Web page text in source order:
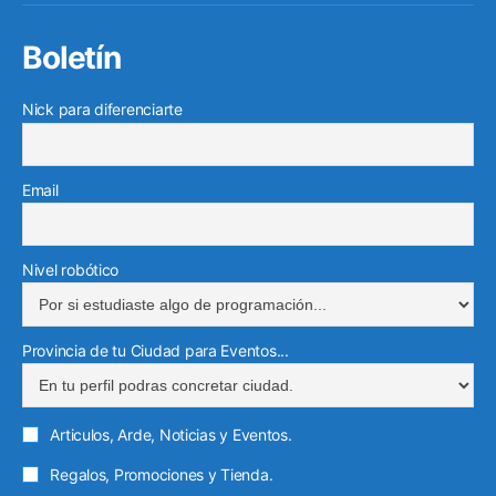
Boletín
Nick para diferenciarte
Email
Nivel robótico
Provincia de tu Ciudad para Eventos...
Articulos, Arde, Noticias y Eventos.
Regalos, Promociones y Tienda.